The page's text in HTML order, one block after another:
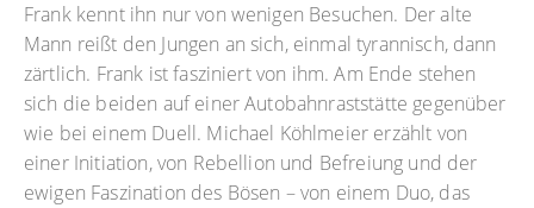
Frank kennt ihn nur von wenigen Besuchen. Der alte
Mann reißt den Jungen an sich, einmal tyrannisch, dann
zärtlich. Frank ist fasziniert von ihm. Am Ende stehen
sich die beiden auf einer Autobahnraststätte gegenüber
wie bei einem Duell. Michael Köhlmeier erzählt von
einer Initiation, von Rebellion und Befreiung und der
ewigen Faszination des Bösen – von einem Duo, das